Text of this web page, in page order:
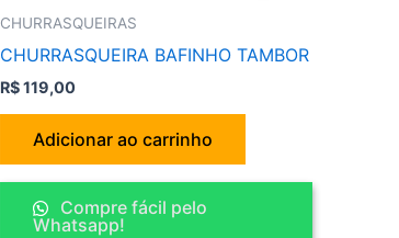
CHURRASQUEIRAS
CHURRASQUEIRA BAFINHO TAMBOR
R$119,00
Adicionar ao carrinho
Compre fácil pelo
Whatsapp!